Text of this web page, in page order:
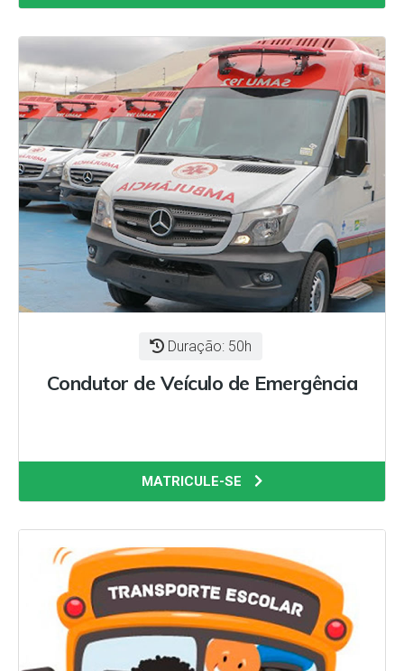
Duração: 50h
Condutor de Veículo de Emergência
MATRICULE-SE